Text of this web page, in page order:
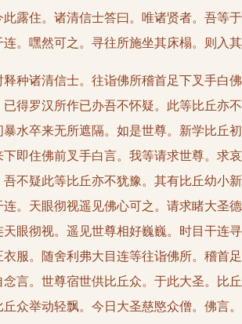
此露住。诸清信士答曰。唯诸贤者。吾等
连。嘿然可之。寻往所施坐其床榻。则入其
诸清信士。往诣佛所稽首足下叉手白佛
已得罗汉所作已办吾不怀疑。此等比丘亦
暴水卒来无所遮隔。如是世尊。新学比丘
下即住佛前叉手白言。我等请求世尊。求
吾不疑此等比丘亦不犹豫。其有比丘幼小
连。天眼彻视遥见佛心可之。请求睹大圣
天眼彻视。遥见世尊相好巍巍。时目干连
衣服。随舍利弗大目连等往诣佛所。稽首
念言。世尊宿世供比丘众。于此大圣。比
丘众举动轻飘。今日大圣慈愍众僧。佛言